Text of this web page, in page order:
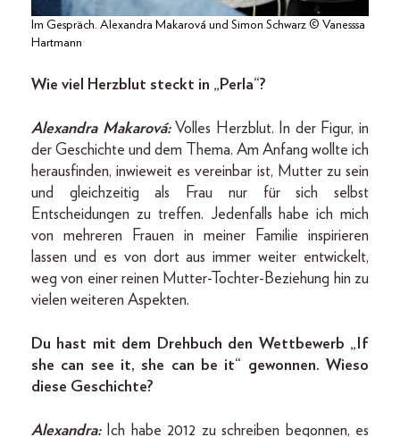
Im Gespräch. Alexandra Makarová und Simon Schwarz © Vanesssa
Hartmann
Wie viel Herzblut steckt in „Perla“?
Alexandra Makarová: Volles Herzblut. In der Figur, in
der Geschichte und dem Thema. Am Anfang wollte ich
herausfinden, inwieweit es vereinbar ist, Mutter zu sein
und gleichzeitig als Frau nur für sich selbst
Entscheidungen zu treffen. Jedenfalls habe ich mich
von mehreren Frauen in meiner Familie inspirieren
lassen und es von dort aus immer weiter entwickelt,
weg von einer reinen Mutter-Tochter-Beziehung hin zu
vielen weiteren Aspekten.
Du hast mit dem Drehbuch den Wettbewerb „If
she can see it, she can be it“ gewonnen. Wieso
diese Geschichte?
Alexandra:Ich habe 2012 zu schreiben begonnen, es